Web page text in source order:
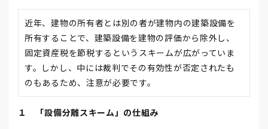
近年、建物の所有者とは別の者が建物内の建築設備を
所有することで、建築設備を建物の評価から除外し、
固定資産税を節税するというスキームが広がっていま
す。しかし、中には裁判でその有効性が否定されたも
のもあるため、注意が必要です。
１ 「設備分離スキーム」の仕組み